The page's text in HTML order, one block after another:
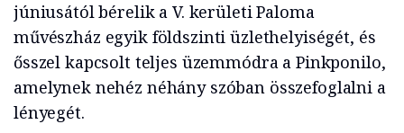
júniusától bérelik a V. kerületi Paloma
művészház egyik földszinti üzlethelyiségét, és
ősszel kapcsolt teljes üzemmódra a Pinkponilo,
amelynek nehéz néhány szóban összefoglalni a
lényegét.